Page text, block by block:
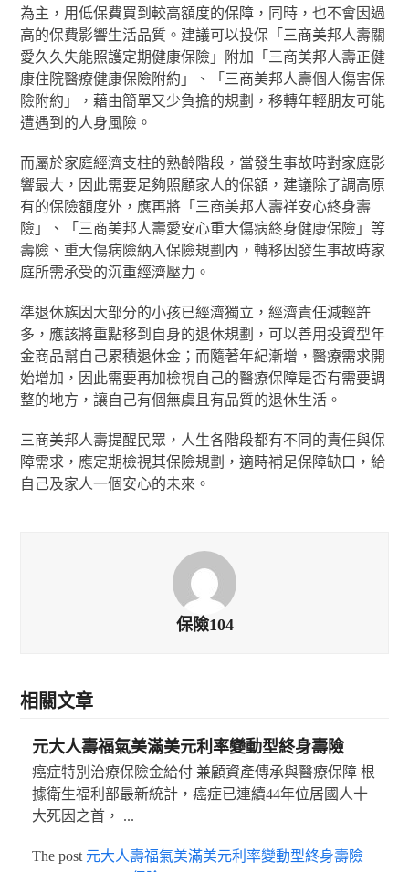
為主，用低保費買到較高額度的保障，同時，也不會因過
高的保費影響生活品質。建議可以投保「三商美邦人壽關
愛久久失能照護定期健康保險」附加「三商美邦人壽正健
康住院醫療健康保險附約」、「三商美邦人壽個人傷害保
險附約」，藉由簡單又少負擔的規劃，移轉年輕朋友可能
遭遇到的人身風險。
而屬於家庭經濟支柱的熟齡階段，當發生事故時對家庭影
響最大，因此需要足夠照顧家人的保額，建議除了調高原
有的保險額度外，應再將「三商美邦人壽祥安心終身壽
險」、「三商美邦人壽愛安心重大傷病終身健康保險」等
壽險、重大傷病險納入保險規劃內，轉移因發生事故時家
庭所需承受的沉重經濟壓力。
準退休族因大部分的小孩已經濟獨立，經濟責任減輕許
多，應該將重點移到自身的退休規劃，可以善用投資型年
金商品幫自己累積退休金；而隨著年紀漸增，醫療需求開
始增加，因此需要再加檢視自己的醫療保障是否有需要調
整的地方，讓自己有個無虞且有品質的退休生活。
三商美邦人壽提醒民眾，人生各階段都有不同的責任與保
障需求，應定期檢視其保險規劃，適時補足保障缺口，給
自己及家人一個安心的未來。
保險104
相關文章
元大人壽福氣美滿美元利率變動型終身壽險
癌症特別治療保險金給付 兼顧資產傳承與醫療保障 根
據衛生福利部最新統計，癌症已連續44年位居國人十
大死因之首， ...
The post 元大人壽福氣美滿美元利率變動型終身壽險